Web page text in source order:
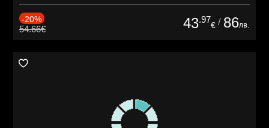
-20%
54.66€ 43.97
€ / 86лв.